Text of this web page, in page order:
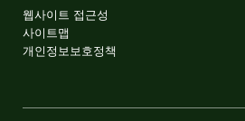
웹사이트 접근성
사이트맵
개인정보보호정책